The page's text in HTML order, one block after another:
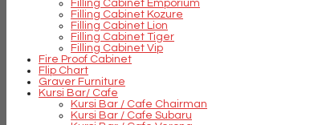
Filling Cabinet Emporium
Filling Cabinet Kozure
Filling Cabinet Lion
Filling Cabinet Tiger
Filling Cabinet Vip
Fire Proof Cabinet
Flip Chart
Graver Furniture
Kursi Bar/ Cafe
Kursi Bar / Cafe Chairman
Kursi Bar / Cafe Subaru